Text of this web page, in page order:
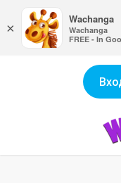
×
Wachanga
Wachanga
FREE - In